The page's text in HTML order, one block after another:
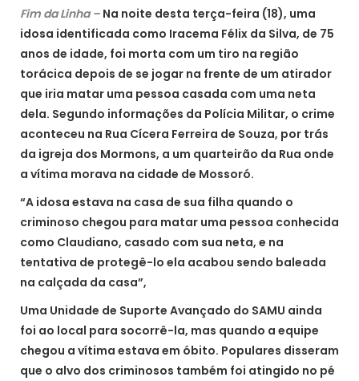
Fim da Linha – Na noite desta terça-feira (18), uma
idosa identificada como Iracema Félix da Silva, de 75
anos de idade, foi morta com um tiro na região
torácica depois de se jogar na frente de um atirador
que iria matar uma pessoa casada com uma neta
dela. Segundo informações da Polícia Militar, o crime
aconteceu na Rua Cícera Ferreira de Souza, por trás
da igreja dos Mormons, a um quarteirão da Rua onde
a vítima morava na cidade de Mossoró.
“A idosa estava na casa de sua filha quando o
criminoso chegou para matar uma pessoa conhecida
como Claudiano, casado com sua neta, e na
tentativa de protegê-lo ela acabou sendo baleada
na calçada da casa”,
Uma Unidade de Suporte Avançado do SAMU ainda
foi ao local para socorrê-la, mas quando a equipe
chegou a vítima estava em óbito. Populares disseram
que o alvo dos criminosos também foi atingido no pé